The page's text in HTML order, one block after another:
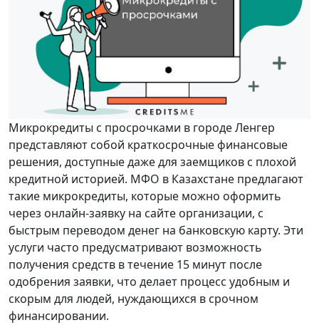
Микрокредиты с просрочками в городе Ленгер
представляют собой краткосрочные финансовые
решения, доступные даже для заемщиков с плохой
кредитной историей. МФО в Казахстане предлагают
такие микрокредиты, которые можно оформить
через онлайн-заявку на сайте организации, с
быстрым переводом денег на банковскую карту. Эти
услуги часто предусматривают возможность
получения средств в течение 15 минут после
одобрения заявки, что делает процесс удобным и
скорым для людей, нуждающихся в срочном
финансировании.